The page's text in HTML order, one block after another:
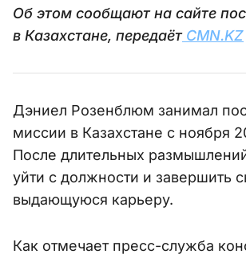
Об этом сообщают на сайте
в Казахстане, передаётCMN.KZ
Дэниел Розенблюм занимал
миссии в Казахстане с ноября
После длительных
уйти с должности и завершить
выдающуюся карьеру.
Как отмечает пресс-служба